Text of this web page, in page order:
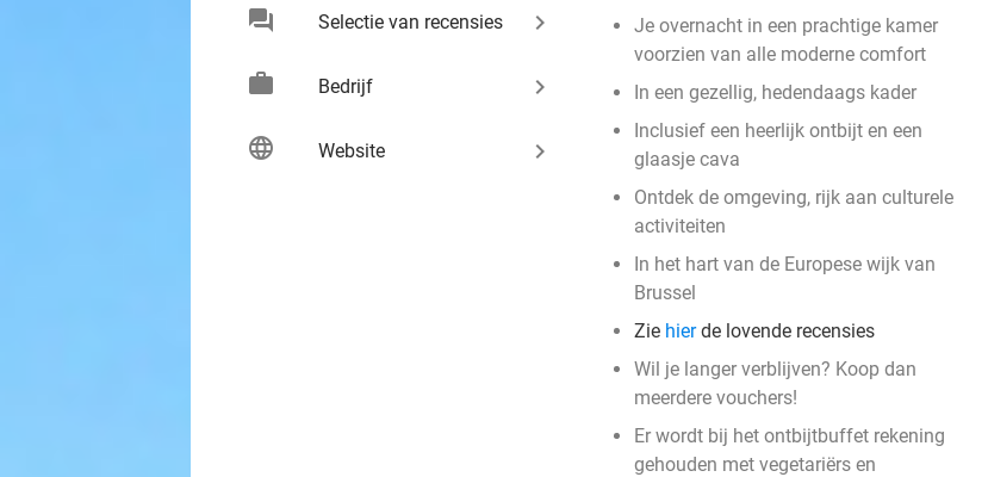
chat Selectie van recensies keyboard_arrow_right
work Bedrijf keyboard_arrow_right
language Website keyboard_arrow_right
Je overnacht in een prachtige kamer
voorzien van alle moderne comfort
In een gezellig, hedendaags kader
Inclusief een heerlijk ontbijt en een
glaasje cava
Ontdek de omgeving, rijk aan culturele
activiteiten
In het hart van de Europese wijk van
Brussel
Zie hierde lovende recensies
Wil je langer verblijven? Koop dan
meerdere vouchers!
Er wordt bij het ontbijtbuffet rekening
gehouden met vegetariërs en